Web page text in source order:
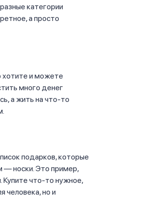
категории
а просто
хотите и можете
много денег
а жить на что-то
подарков, которые
— носки. Это пример,
Купите что-то нужное,
человека, но и